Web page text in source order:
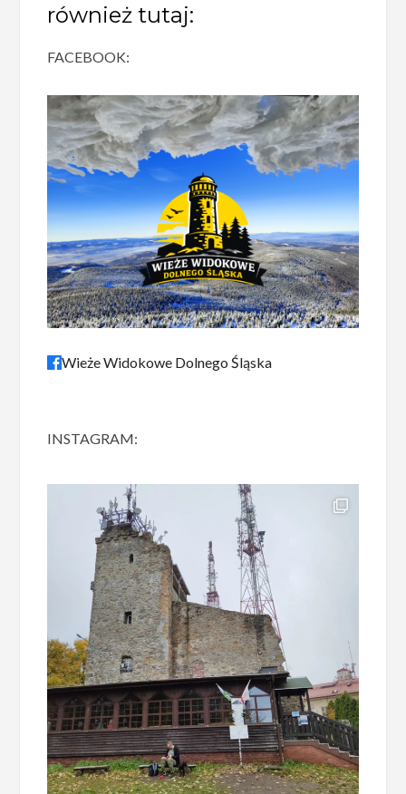
również tutaj:
FACEBOOK:
Wieże Widokowe Dolnego Śląska
INSTAGRAM: